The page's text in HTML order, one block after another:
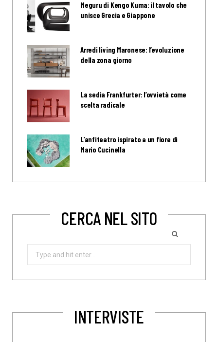
Meguru di Kengo Kuma: il tavolo che
unisce Grecia e Giappone
Arredi living Maronese: l’evoluzione
della zona giorno
La sedia Frankfurter: l’ovvietà come
scelta radicale
L’anfiteatro ispirato a un fiore di
Mario Cucinella
CERCA NEL SITO
INTERVISTE